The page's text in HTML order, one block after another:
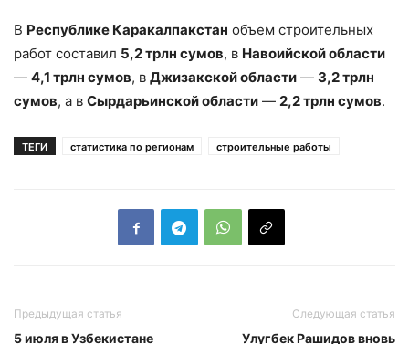
В Республике Каракалпакстан объем строительных
работ составил 5,2 трлн сумов, в Навоийской области
— 4,1 трлн сумов, в Джизакской области — 3,2 трлн
сумов, а в Сырдарьинской области — 2,2 трлн сумов.
ТЕГИ статистика по регионам строительные работы
Предыдущая статья
5 июля в Узбекистане
Следующая статья
Улугбек Рашидов вновь